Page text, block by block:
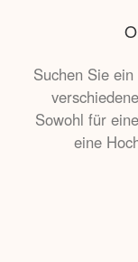
Suchen Sie
Sowohl für
eine